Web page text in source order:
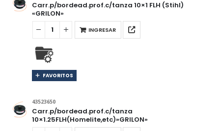
Carr.p/bordead.prof.c/tanza 10×1 FLH (Stihl)
«GRILON»
INGRESAR
FAVORITOS
43523650
Carr.p/bordead.prof.c/tanza
10×1.25FLH(Homelite,etc)»GRILON»